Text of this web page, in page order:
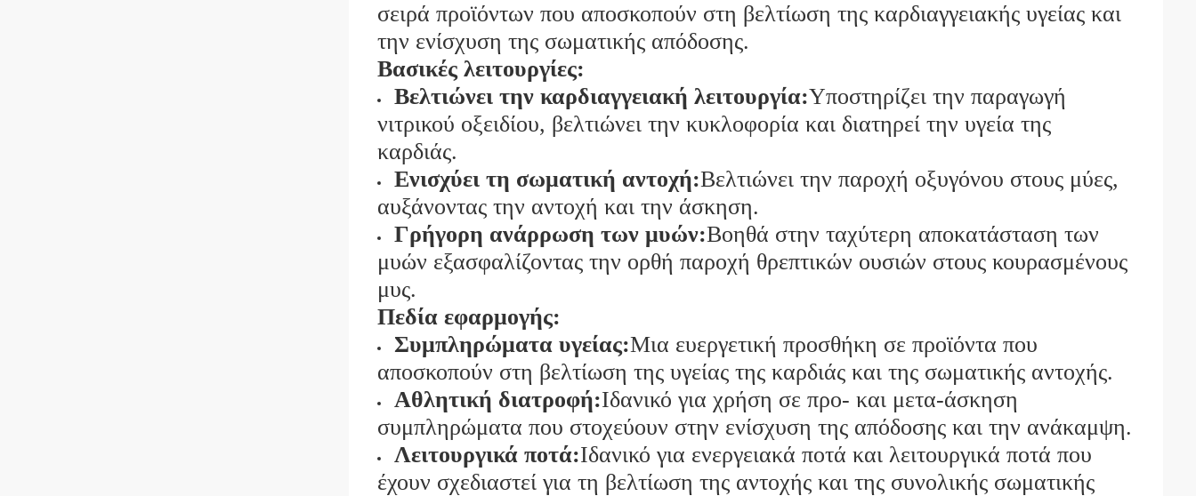
σειρά προϊόντων που αποσκοπούν στη βελτίωση της καρδιαγγειακής υγείας και
την ενίσχυση της σωματικής απόδοσης.
Βασικές λειτουργίες:
Βελτιώνει την καρδιαγγειακή λειτουργία:Υποστηρίζει την παραγωγή
νιτρικού οξειδίου, βελτιώνει την κυκλοφορία και διατηρεί την υγεία της
καρδιάς.
Ενισχύει τη σωματική αντοχή:Βελτιώνει την παροχή οξυγόνου στους μύες,
αυξάνοντας την αντοχή και την άσκηση.
Γρήγορη ανάρρωση των μυών:Βοηθά στην ταχύτερη αποκατάσταση των
μυών εξασφαλίζοντας την ορθή παροχή θρεπτικών ουσιών στους κουρασμένους
μυς.
Πεδία εφαρμογής:
Συμπληρώματα υγείας:Μια ευεργετική προσθήκη σε προϊόντα που
αποσκοπούν στη βελτίωση της υγείας της καρδιάς και της σωματικής αντοχής.
Αθλητική διατροφή:Ιδανικό για χρήση σε προ- και μετα-άσκηση
συμπληρώματα που στοχεύουν στην ενίσχυση της απόδοσης και την ανάκαμψη.
Λειτουργικά ποτά:Ιδανικό για ενεργειακά ποτά και λειτουργικά ποτά που
έχουν σχεδιαστεί για τη βελτίωση της αντοχής και της συνολικής σωματικής